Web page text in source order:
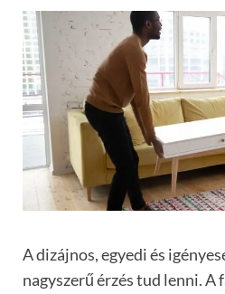
A dizájnos, egyedi és
nagyszerű érzés tud lenni. A